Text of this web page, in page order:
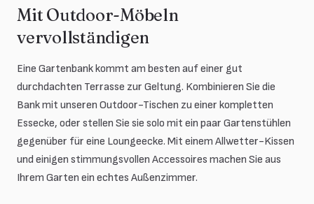
Mit Outdoor-Möbeln
vervollständigen
Eine Gartenbank kommt am besten auf einer gut
durchdachten Terrasse zur Geltung. Kombinieren Sie die
Bank mit unseren Outdoor-Tischen zu einer kompletten
Essecke, oder stellen Sie sie solo mit ein paar Gartenstühlen
gegenüber für eine Loungeecke. Mit einem Allwetter-Kissen
und einigen stimmungsvollen Accessoires machen Sie aus
Ihrem Garten ein echtes Außenzimmer.